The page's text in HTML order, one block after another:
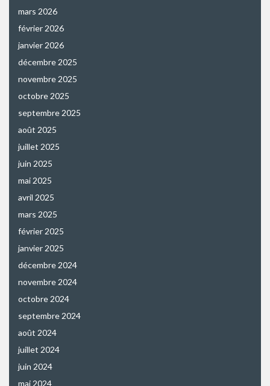
mars 2026
février 2026
janvier 2026
décembre 2025
novembre 2025
octobre 2025
septembre 2025
août 2025
juillet 2025
juin 2025
mai 2025
avril 2025
mars 2025
février 2025
janvier 2025
décembre 2024
novembre 2024
octobre 2024
septembre 2024
août 2024
juillet 2024
juin 2024
mai 2024